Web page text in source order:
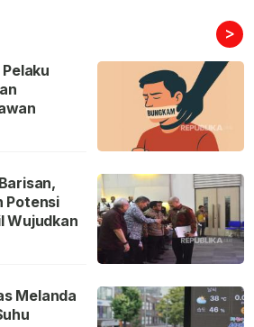
>
Potensi
Wujudkan
Melanda